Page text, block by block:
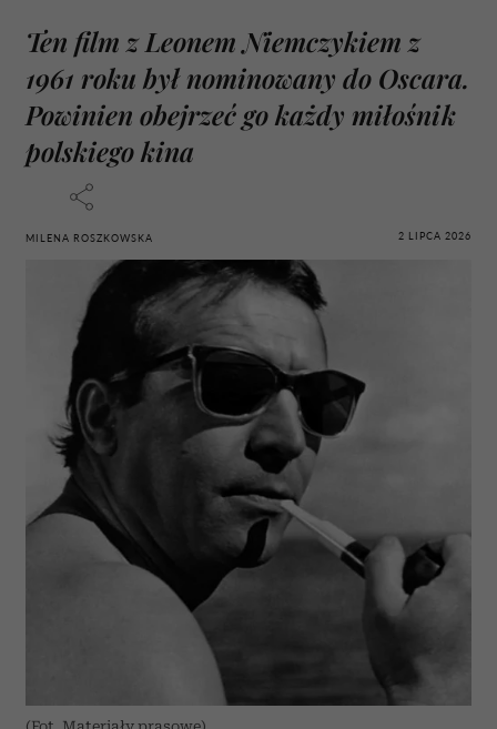
Ten film z Leonem Niemczykiem z
1961 roku był nominowany do Oscara.
Powinien obejrzeć go każdy miłośnik
polskiego kina
MILENA ROSZKOWSKA 2 LIPCA 2026